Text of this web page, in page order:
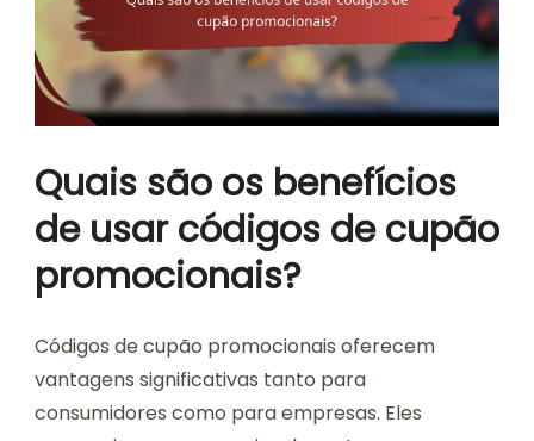
Quais são os benefícios
de usar códigos de cupão
promocionais?
Códigos de cupão promocionais oferecem
vantagens significativas tanto para
consumidores como para empresas. Eles